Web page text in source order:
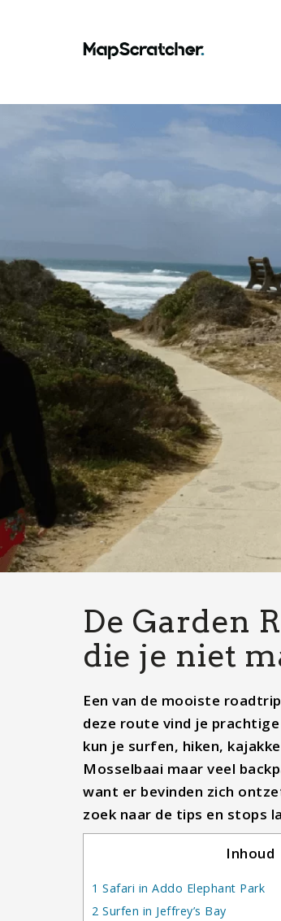
De Garden
die je niet
Een van de mooiste
deze route vind je
kun je surfen, hiken,
Mosselbaai maar veel
want er bevinden zich
zoek naar de tips en stops
Inhoud
1 Safari in Addo Elephant Park
2 Surfen in Jeffrey’s Bay